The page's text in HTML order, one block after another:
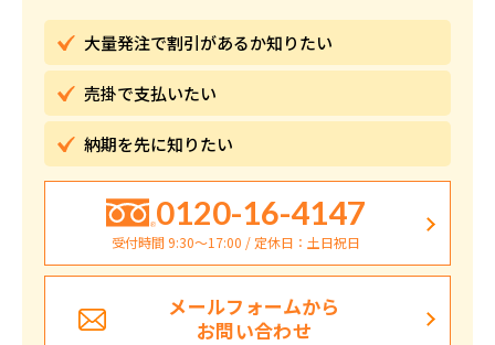
大量発注で割引があるか知りたい
売掛で支払いたい
納期を先に知りたい
0120-16-4147
受付時間 9:30〜17:00 / 定休日：土日祝日
メールフォームから
お問い合わせ